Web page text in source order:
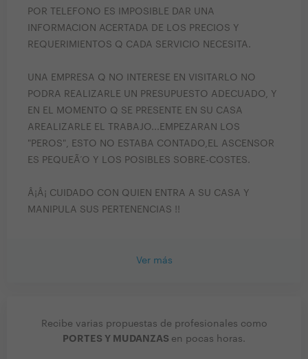
POR TELEFONO ES IMPOSIBLE DAR UNA
INFORMACION ACERTADA DE LOS PRECIOS Y
REQUERIMIENTOS Q CADA SERVICIO NECESITA.
UNA EMPRESA Q NO INTERESE EN VISITARLO NO
PODRA REALIZARLE UN PRESUPUESTO ADECUADO, Y
EN EL MOMENTO Q SE PRESENTE EN SU CASA
AREALIZARLE EL TRABAJO...EMPEZARAN LOS
"PEROS", ESTO NO ESTABA CONTADO,EL ASCENSOR
ES PEQUEÃ‘O Y LOS POSIBLES SOBRE-COSTES.
Â¡Â¡ CUIDADO CON QUIEN ENTRA A SU CASA Y
MANIPULA SUS PERTENENCIAS !!
Ver más
Recibe varias propuestas de profesionales como
PORTES Y MUDANZAS en pocas horas.